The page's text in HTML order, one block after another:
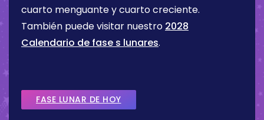
cuarto menguante y cuarto creciente.
También puede visitar nuestro 2028
Calendario de fase s lunares.
FASE LUNAR DE HOY